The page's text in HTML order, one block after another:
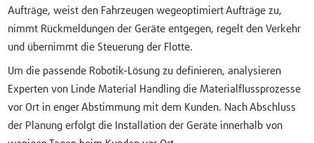
Aufträge, weist den Fahrzeugen wegeoptimiert Aufträge zu,
nimmt Rückmeldungen der Geräte entgegen, regelt den Verkehr
und übernimmt die Steuerung der Flotte.
Um die passende Robotik-Lösung zu definieren, analysieren
Experten von Linde Material Handling die Materialflussprozesse
vor Ort in enger Abstimmung mit dem Kunden. Nach Abschluss
der Planung erfolgt die Installation der Geräte innerhalb von